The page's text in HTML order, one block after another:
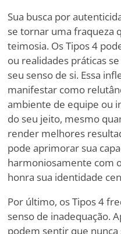
Sua busca por
se tornar uma fraqueza
teimosia. Os Tipos 4
ou realidades práticas
seu senso de si. Essa
manifestar como
ambiente de equipe ou
do seu jeito, mesmo
render melhores
pode aprimorar sua
harmoniosamente com
honra sua identidade
Por último, os Tipos 4
senso de inadequação.
podem sentir que